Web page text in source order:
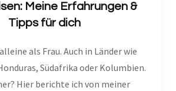
Meine Erfahrungen &
Tipps für dich
als Frau. Auch in Länder wie
Südafrika oder Kolumbien.
Hier berichte ich von meiner